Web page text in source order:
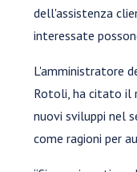
dell'assistenza
interessate
L'amministratore
Rotoli, ha citato il
nuovi sviluppi nel
come ragioni per